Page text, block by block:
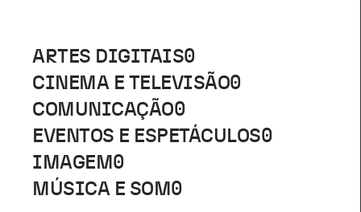
ARTES DIGITAIS0
CINEMA E TELEVISÃO0
COMUNICAÇÃO0
EVENTOS E ESPETÁCULOS0
IMAGEM 0
MÚSICA E SOM 0